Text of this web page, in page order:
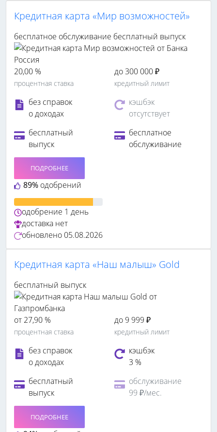
Кредитная карта «Мир возможностей»
бесплатное обслуживание бесплатный выпуск
20,00 %
процентная ставка
до 300 000 ₽
кредитный лимит
без справок
о доходах
кэшбэк
отсутствует
бесплатный
выпуск
бесплатное
обслуживание
89% одобрений
ПОДРОБНЕЕ
одобрение 1 день
доставка нет
обновлено 05.08.2026
Кредитная карта «Наш малыш» Gold
бесплатный выпуск
от 27,90 %
процентная ставка
до 9 999 ₽
кредитный лимит
без справок
о доходах
кэшбэк
3 %
бесплатный
выпуск
обслуживание
99 ₽/мес.
ПОДРОБНЕЕ